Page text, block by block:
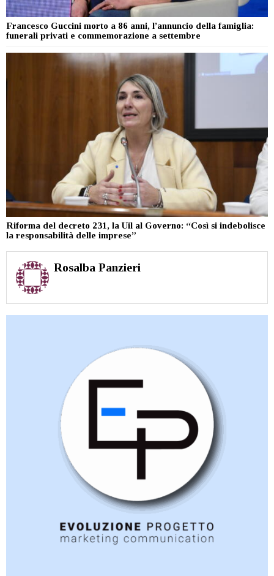
Francesco Guccini morto a 86 anni, l’annuncio della famiglia:
funerali privati e commemorazione a settembre
Riforma del decreto 231, la Uil al Governo: “Così si indebolisce
la responsabilità delle imprese”
Rosalba Panzieri